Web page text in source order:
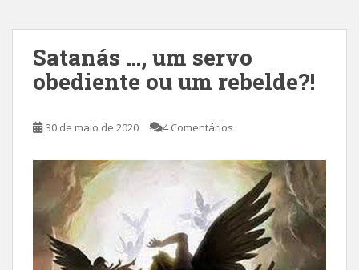
Satanás …, um servo
obediente ou um rebelde?!
30 de maio de 2020 4 Comentários